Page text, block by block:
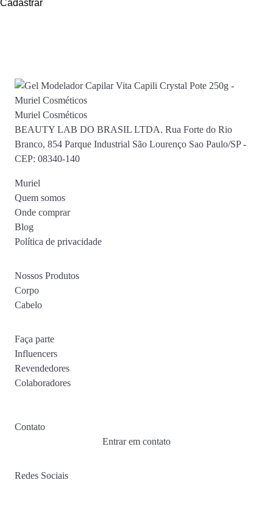
Cadastrar
Muriel Cosméticos
BEAUTY LAB DO BRASIL LTDA. Rua Forte do Rio
Branco, 854 Parque Industrial São Lourenço Sao Paulo/SP -
CEP: 08340-140
Muriel
Quem somos
Onde comprar
Blog
Política de privacidade
Nossos Produtos
Corpo
Cabelo
Faça parte
Influencers
Revendedores
Colaboradores
Contato
Entrar em contato
Redes Sociais